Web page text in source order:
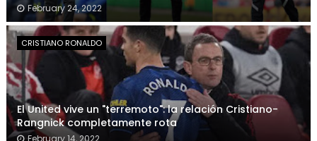
February 24, 2022
CRISTIANO RONALDO
El United vive un "terremoto": la relación Cristiano-
Rangnick completamente rota
February 14, 2022